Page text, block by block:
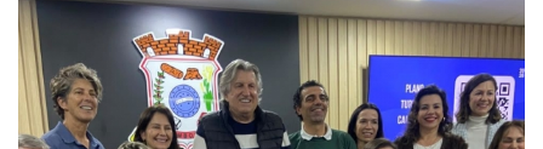
08/08/2026 | 07:00
Teatro Bruno Nitz terá concerto “Rock ao Piano” neste sábado
BALNEÁRIO CAMBORIÚ